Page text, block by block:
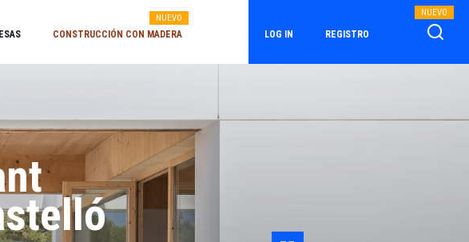
CONSTRUCCIÓN CON MADERA
NUEVO
LOG IN REGISTRO
NUEVO